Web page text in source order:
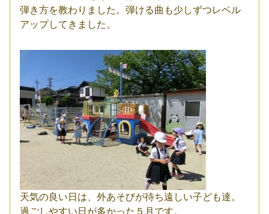
弾き方を教わりました。弾ける曲も少しずつレベル
アップしてきました。
天気の良い日は、外あそびが待ち遠しい子ども達。
過ごしやすい日が多かった５月です。